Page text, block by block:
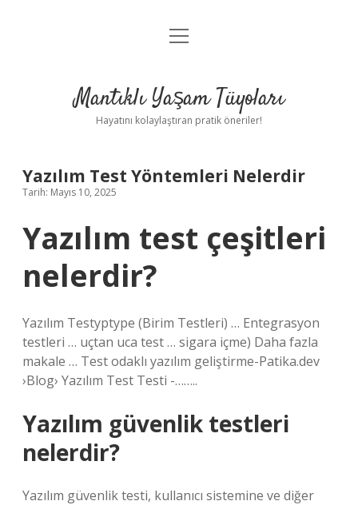
Anasayfa
Yasal Uyarı
menüyü
Mantıklı Yaşam Tüyoları
Hayatını kolaylaştıran pratik öneriler!
Yazılım Test Yöntemleri Nelerdir
Tarih: Mayıs 10, 2025
Yazılım test çeşitleri
nelerdir?
Yazılım Testyptype (Birim Testleri) … Entegrasyon
testleri … uçtan uca test … sigara içme) Daha fazla
makale … Test odaklı yazılım geliştirme-Patika.dev
›Blog› Yazılım Test Testi -……..
Yazılım güvenlik testleri
nelerdir?
Yazılım güvenlik testi, kullanıcı sistemine ve diğer